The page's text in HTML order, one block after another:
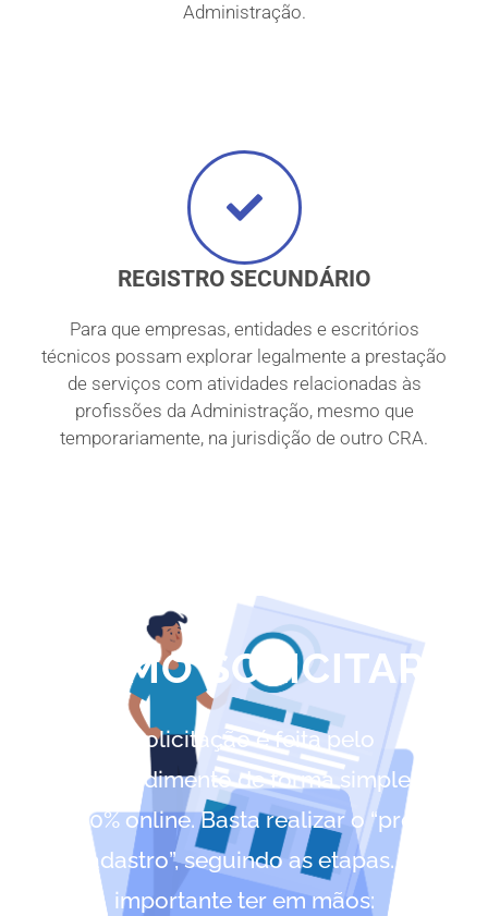
Administração.
REGISTRO SECUNDÁRIO
Para que empresas, entidades e escritórios
técnicos possam explorar legalmente a prestação
de serviços com atividades relacionadas às
profissões da Administração, mesmo que
temporariamente, na jurisdição de outro CRA.
COMO SOLICITAR
A solicitação é feita pelo
autoatendimento de forma simples e
100% online. Basta realizar o “pré-
cadastro”, seguindo as etapas. É
importante ter em mãos: